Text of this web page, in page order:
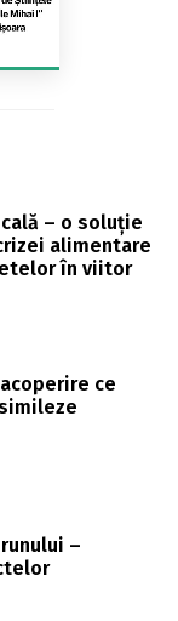
– o soluție
alimentare
în viitor
ce
–